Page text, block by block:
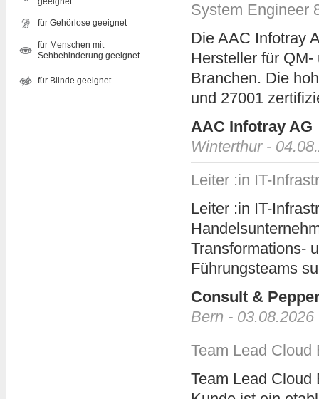
für Gehörlose geeignet
für Menschen mit
Sehbehinderung geeignet
für Blinde geeignet
System Engineer
Die AAC Infotray
Hersteller für
Branchen. Die
und 27001
AAC Infotray AG
Winterthur -
Leiter :in IT-
Leiter :in IT-
Transformations-
Führungsteams
Consult &
Bern - 03.08.2026
Team Lead Cloud
Team Lead Cloud